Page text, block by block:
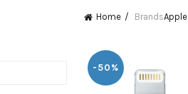
Home BrandsApple
-50%